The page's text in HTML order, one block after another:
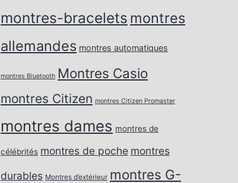
montres-bracelets montres
allemandes montres automatiques
montres Bluetooth Montres Casio
montres Citizen montres Citizen Promaster
montres dames montres de
célébrités montres de poche montres
durables Montres d’extérieur montres G-